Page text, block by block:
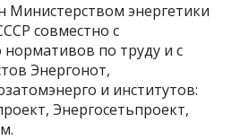
Министерством энергетики
совместно с
по труду и с
Энергонот,
и институтов:
Энергосетьпроект,